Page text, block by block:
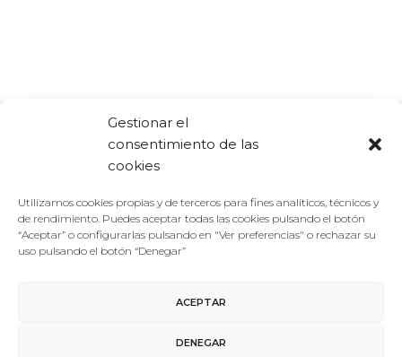
Gestionar el
consentimiento de las
cookies
Utilizamos cookies propias y de terceros para fines analíticos, técnicos y
de rendimiento. Puedes aceptar todas las cookies pulsando el botón
“Aceptar” o configurarlas pulsando en "Ver preferencias" o rechazar su
uso pulsando el botón “Denegar”
ACEPTAR
DENEGAR
Comparte: Facebook Twitter